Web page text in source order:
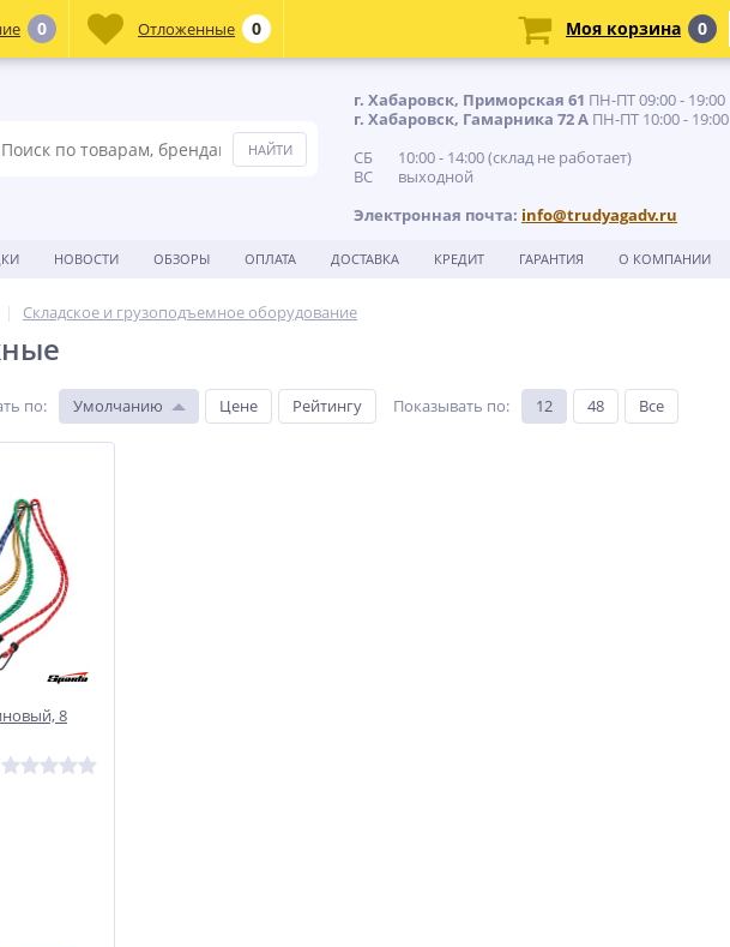
г. Хабаровск, Приморская 61 ПН-ПТ 09:00 - 19:00
г. Хабаровск, Гамарника 72 А ПН-ПТ 10:00 - 19:00
СБ 10:00 - 14:00 (склад не работает)
ВС выходной
Электронная почта: info@trudyagadv.ru
НОВОСТИ ОБЗОРЫ ОПЛАТА ДОСТАВКА КРЕДИТ ГАРАНТИЯ О КОМПАНИИ
Складское и грузоподъемное оборудование
по: Умолчанию Цене Рейтингу Показывать по: 12 48 Все
8
0 Отложенные 0 Моя корзина 0